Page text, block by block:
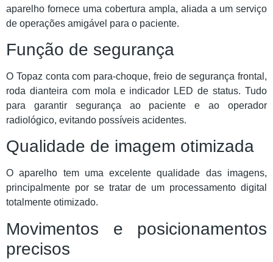
aparelho fornece uma cobertura ampla, aliada a um serviço
de operações amigável para o paciente.
Função de segurança
O Topaz conta com para-choque, freio de segurança frontal,
roda dianteira com mola e indicador LED de status. Tudo
para garantir segurança ao paciente e ao operador
radiológico, evitando possíveis acidentes.
Qualidade de imagem otimizada
O aparelho tem uma excelente qualidade das imagens,
principalmente por se tratar de um processamento digital
totalmente otimizado.
Movimentos e posicionamentos
precisos